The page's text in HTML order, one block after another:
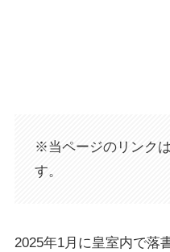
※当ページのリンク
す。
2025年1月に皇室内で落